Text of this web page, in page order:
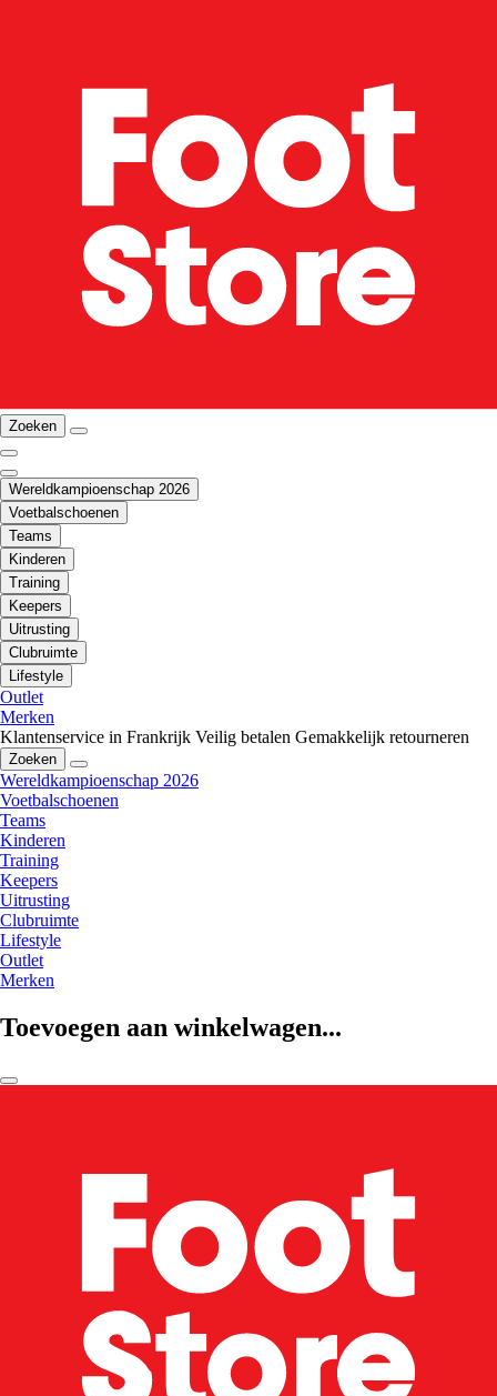
Zoeken
Wereldkampioenschap 2026
Voetbalschoenen
Teams
Kinderen
Training
Keepers
Uitrusting
Clubruimte
Lifestyle
Outlet
Merken
Klantenservice in Frankrijk Veilig betalen Gemakkelijk retourneren
Zoeken
Wereldkampioenschap 2026
Voetbalschoenen
Teams
Kinderen
Training
Keepers
Uitrusting
Clubruimte
Lifestyle
Outlet
Merken
Toevoegen aan winkelwagen...